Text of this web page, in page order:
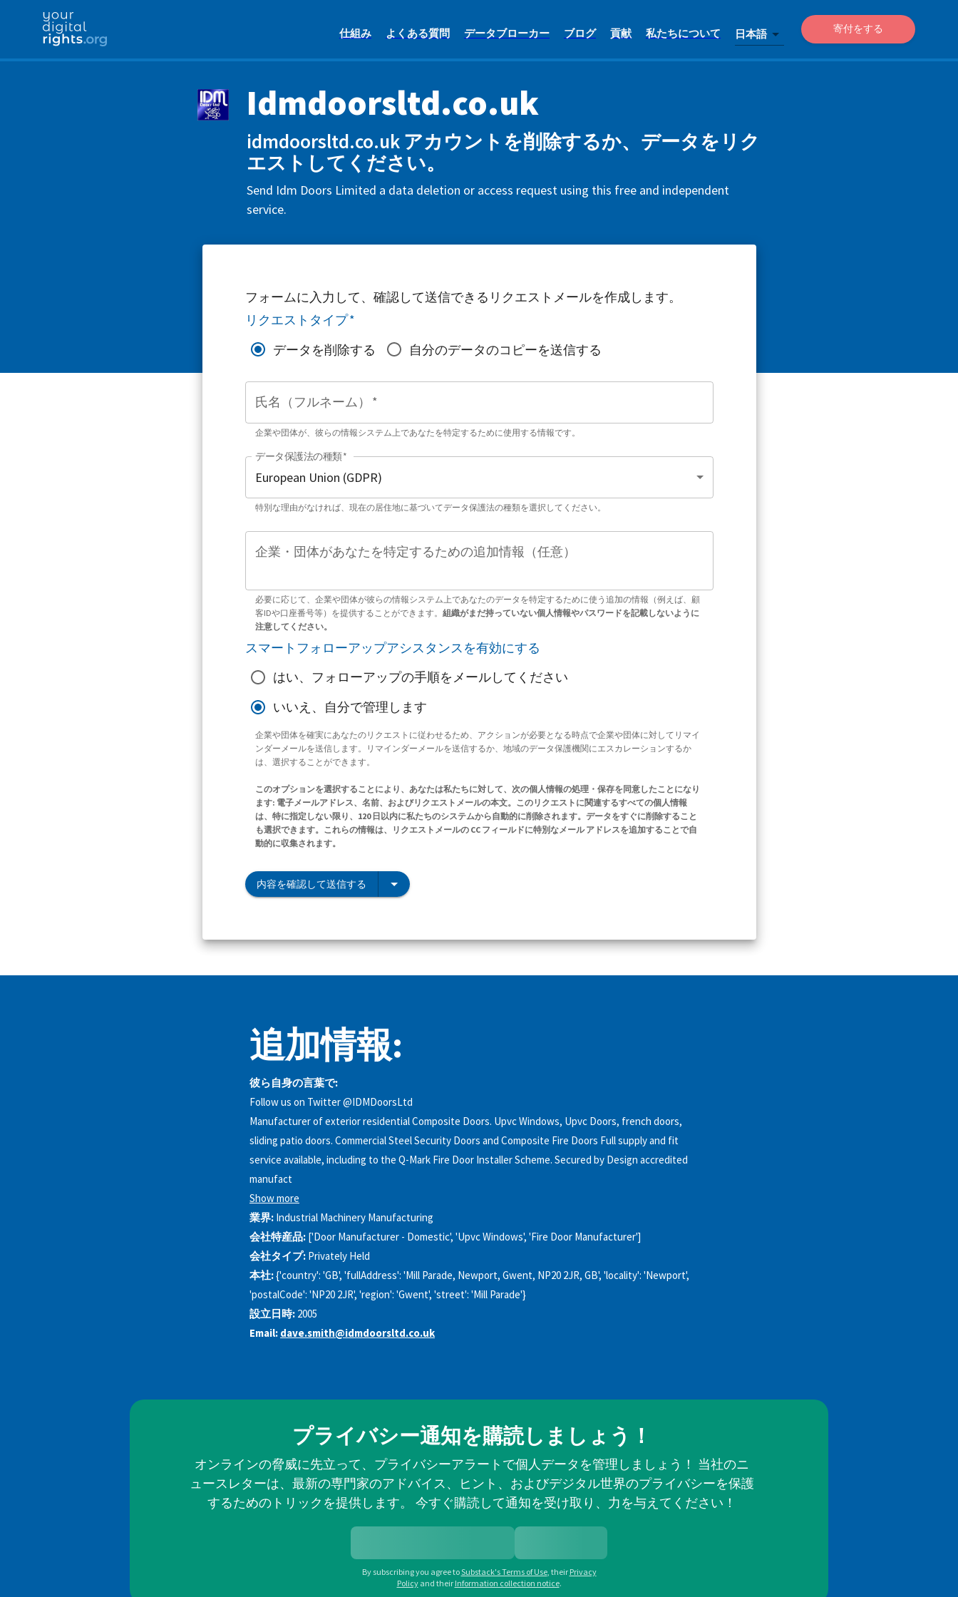
仕組み よくある質問 データブローカー ブログ 貢献 私たちについて 日本語 寄付をする
Idmdoorsltd.co.uk
idmdoorsltd.co.uk アカウントを削除するか、データをリク
エストしてください。
Send Idm Doors Limited a data deletion or access request using this free and independent
service.
フォームに入力して、確認して送信できるリクエストメールを作成します。
リクエストタイプ*
データを削除する
自分のデータのコピーを送信する
氏名（フルネーム） *
企業や団体が、彼らの情報システム上であなたを特定するために使用する情報です。
データ保護法の種類*
特別な理由がなければ、現在の居住地に基づいてデータ保護法の種類を選択してください。
企業・団体があなたを特定するための追加情報（任意）
必要に応じて、企業や団体が彼らの情報システム上であなたのデータを特定するために使う追加の情報（例えば、顧
客IDや口座番号等）を提供することができます。 組織がまだ持っていない個人情報やパスワードを記載しないように
注意してください。
スマートフォローアップアシスタンスを有効にする
はい、フォローアップの手順をメールしてください
いいえ、自分で管理します
企業や団体を確実にあなたのリクエストに従わせるため、アクションが必要となる時点で企業や団体に対してリマイ
ンダーメールを送信します。リマインダーメールを送信するか、地域のデータ保護機関にエスカレーションするか
は、選択することができます。
このオプションを選択することにより、あなたは私たちに対して、次の個人情報の処理・保存を同意したことになり
ます: 電子メールアドレス、名前、およびリクエストメールの本文。このリクエストに関連するすべての個人情報
は、特に指定しない限り、120 日以内に私たちのシステムから自動的に削除されます。データをすぐに削除すること
も選択できます。これらの情報は、リクエストメールの CC フィールドに特別なメール アドレスを追加することで自
動的に収集されます。
内容を確認して送信する
追加情報:
彼ら自身の言葉で:
Follow us on Twitter @IDMDoorsLtd
Manufacturer of exterior residential Composite Doors. Upvc Windows, Upvc Doors, french doors,
sliding patio doors. Commercial Steel Security Doors and Composite Fire Doors Full supply and fit
service available, including to the Q-Mark Fire Door Installer Scheme. Secured by Design accredited
manufact
Show more
業界: Industrial Machinery Manufacturing
会社特産品: ['Door Manufacturer - Domestic', 'Upvc Windows', 'Fire Door Manufacturer']
会社タイプ: Privately Held
本社:{'country': 'GB', 'fullAddress': 'Mill Parade, Newport, Gwent, NP20 2JR, GB', 'locality': 'Newport',
'postalCode': 'NP20 2JR', 'region': 'Gwent', 'street': 'Mill Parade'}
設立日時: 2005
Email: dave.smith@idmdoorsltd.co.uk
プライバシー通知を購読しましょう！
オンラインの脅威に先立って、プライバシーアラートで個人データを管理しましょう！ 当社のニ
ュースレターは、最新の専門家のアドバイス、ヒント、およびデジタル世界のプライバシーを保護
するためのトリックを提供します。 今すぐ購読して通知を受け取り、力を与えてください！
By subscribing you agree toSubstack's Terms of Use, their Privacy
Policy and their Information collection notice.